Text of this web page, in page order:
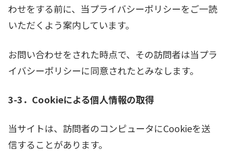
わせをする前に、当プライバシーポリシーをご一読
いただくよう案内しています。
お問い合わせをされた時点で、その訪問者は当プラ
イバシーポリシーに同意されたとみなします。
3-3．Cookieによる個人情報の取得
当サイトは、訪問者のコンピュータにCookieを送
信することがあります。